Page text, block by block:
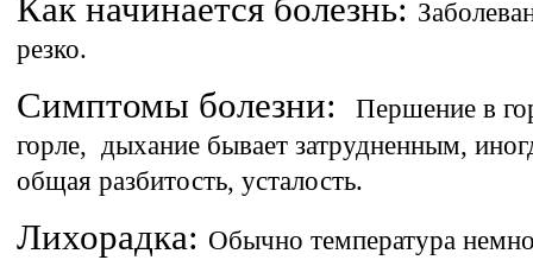
Как начинается болезнь:
резко.
Симптомы болезни:
Першение в
горле, дыхание бывает затрудненным,
общая разбитость, усталость.
Лихорадка: Обычно температура